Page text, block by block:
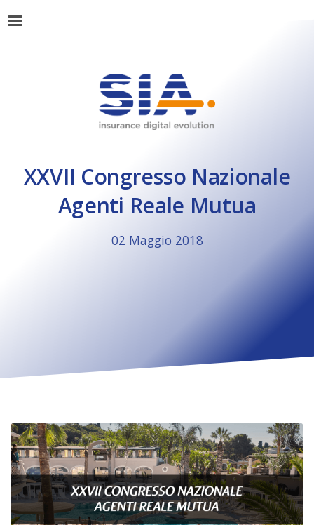
XXVII Congresso Nazionale
Agenti Reale Mutua
02 Maggio 2018